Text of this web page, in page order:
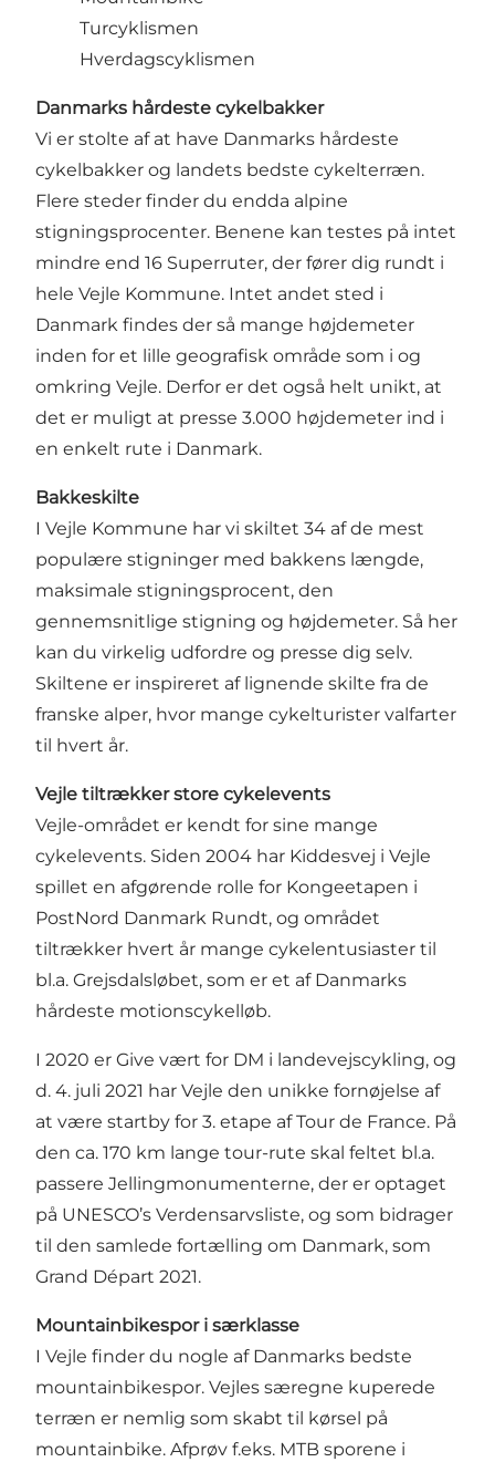
Turcyklismen
Hverdagscyklismen
Danmarks hårdeste cykelbakker
Vi er stolte af at have Danmarks hårdeste
cykelbakker og landets bedste cykelterræn.
Flere steder finder du endda alpine
stigningsprocenter. Benene kan testes på intet
mindre end 16 Superruter, der fører dig rundt i
hele Vejle Kommune. Intet andet sted i
Danmark findes der så mange højdemeter
inden for et lille geografisk område som i og
omkring Vejle. Derfor er det også helt unikt, at
det er muligt at presse 3.000 højdemeter ind i
en enkelt rute i Danmark.
Bakkeskilte
I Vejle Kommune har vi skiltet 34 af de mest
populære stigninger med bakkens længde,
maksimale stigningsprocent, den
gennemsnitlige stigning og højdemeter. Så her
kan du virkelig udfordre og presse dig selv.
Skiltene er inspireret af lignende skilte fra de
franske alper, hvor mange cykelturister valfarter
til hvert år.
Vejle tiltrækker store cykelevents
Vejle-området er kendt for sine mange
cykelevents. Siden 2004 har Kiddesvej i Vejle
spillet en afgørende rolle for Kongeetapen i
PostNord Danmark Rundt, og området
tiltrækker hvert år mange cykelentusiaster til
bl.a. Grejsdalsløbet, som er et af Danmarks
hårdeste motionscykelløb.
I 2020 er Give vært for DM i landevejscykling, og
d. 4. juli 2021 har Vejle den unikke fornøjelse af
at være startby for 3. etape af Tour de France. På
den ca. 170 km lange tour-rute skal feltet bl.a.
passere Jellingmonumenterne, der er optaget
på UNESCO’s Verdensarvsliste, og som bidrager
til den samlede fortælling om Danmark, som
Grand Départ 2021.
Mountainbikespor i særklasse
I Vejle finder du nogle af Danmarks bedste
mountainbikespor. Vejles særegne kuperede
terræn er nemlig som skabt til kørsel på
mountainbike. Afprøv f.eks. MTB sporene i